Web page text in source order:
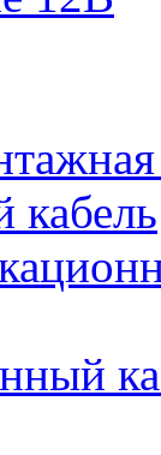
кабель